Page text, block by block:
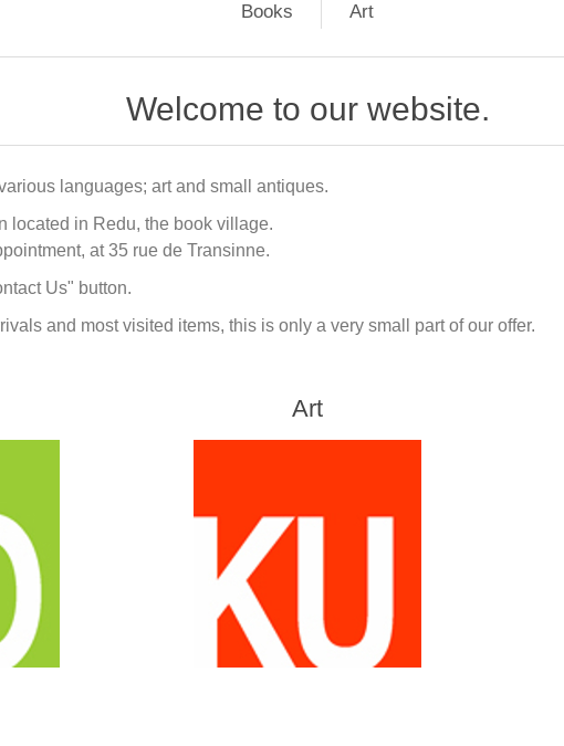
Books Art
Welcome to our website.
languages; art and small antiques.
located in Redu, the book village.
at 35 rue de Transinne.
Us" button.
and most visited items, this is only a very small part of our offer.
Art